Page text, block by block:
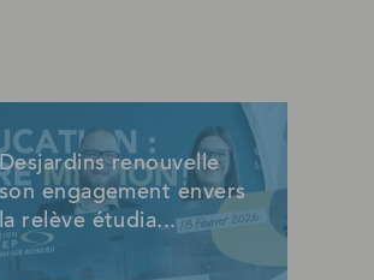
Desjardins renouvelle
son engagement envers
la relève étudia...